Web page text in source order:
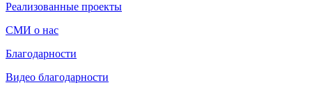
Реализованные проекты
СМИ о нас
Благодарности
Видео благодарности